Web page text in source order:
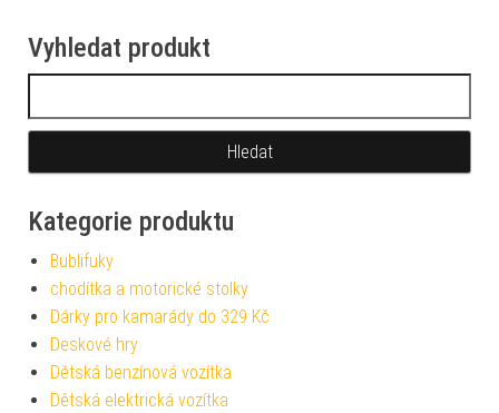
Vyhledat produkt
Kategorie produktu
Bublifuky
chodítka a motorické stolky
Dárky pro kamarády do 329 Kč
Deskové hry
Dětská benzínová vozítka
Dětská elektrická vozítka